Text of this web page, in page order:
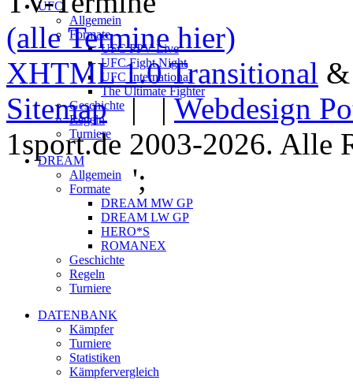
UFC
Allgemein
Formate
UFC PPV Live
UFC Fight Night
UFC International
The Ultimate Fighter
Geschichte
Regeln
Turniere
DREAM
Allgemein
Formate
DREAM MW GP
DREAM LW GP
HERO*S
ROMANEX
Geschichte
Regeln
Turniere
DATENBANK
Kämpfer
Turniere
Statistiken
Kämpfervergleich
(alle Termine hier)
XHTML 1.0 Transitional
Sitemap| |Webdesign
1sport.de 2003-2026. Alle
';